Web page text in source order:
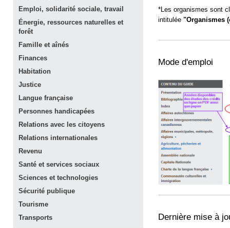
Emploi, solidarité sociale, travail
Énergie, ressources naturelles et
forêt
Famille et aînés
Finances
Habitation
Justice
Langue française
Personnes handicapées
Relations avec les citoyens
Relations internationales
Revenu
Santé et services sociaux
Sciences et technologies
Sécurité publique
Tourisme
Transports
*Les organismes sont
intitulée "Organismes
Mode d'emploi
Dernière mise à